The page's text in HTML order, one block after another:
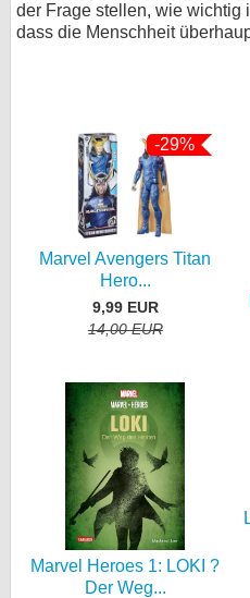
der Frage stellen, wie wichtig
dass die Menschheit
-29%
Marvel Avengers Titan
Hero...
9,99 EUR
14,00 EUR
Marvel Heroes 1: LOKI ?
Der Weg...